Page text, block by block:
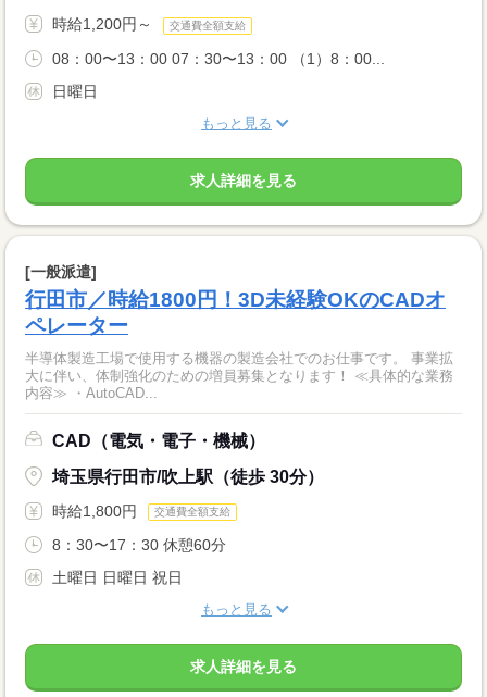
時給1,200円～ 交通費全額支給
08：00〜13：00 07：30〜13：00 （1）8：00...
日曜日
もっと見る
求人詳細を見る
[一般派遣]
行田市／時給1800円！3D未経験OKのCADオ
ペレーター
半導体製造工場で使用する機器の製造会社でのお仕事です。 事業拡
大に伴い、体制強化のための増員募集となります！ ≪具体的な業務
内容≫ ・AutoCAD...
CAD（電気・電子・機械）
埼玉県行田市/吹上駅（徒歩 30分）
時給1,800円 交通費全額支給
8：30〜17：30 休憩60分
土曜日 日曜日 祝日
もっと見る
求人詳細を見る